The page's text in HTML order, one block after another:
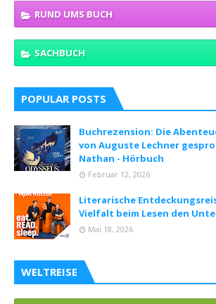
RUND UMS BUCH
SACHBUCH
POPULAR POSTS
Buchrezension: Die
von Auguste Lechner
Nathan - Hörbuch
Februar 12, 2026
Literarische
Vielfalt beim Lesen den
Mai 18, 2026
WELTREISE